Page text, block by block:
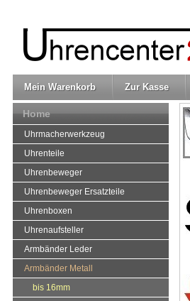
Mein Warenkorb Zur Kasse
Home
Uhrmacherwerkzeug
Uhrenteile
Uhrenbeweger
Uhrenbeweger Ersatzteile
Uhrenboxen
Uhrenaufsteller
Armbänder Leder
Armbänder Metall
bis 16mm